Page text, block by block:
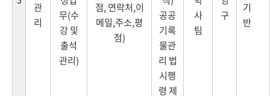
관
리
무(수
강 및
출석
관리)
점, 연락처,이
메일,주소,평
점)
공공
기록
물관
리 법
시행
령 제
사
팀
구
기
반